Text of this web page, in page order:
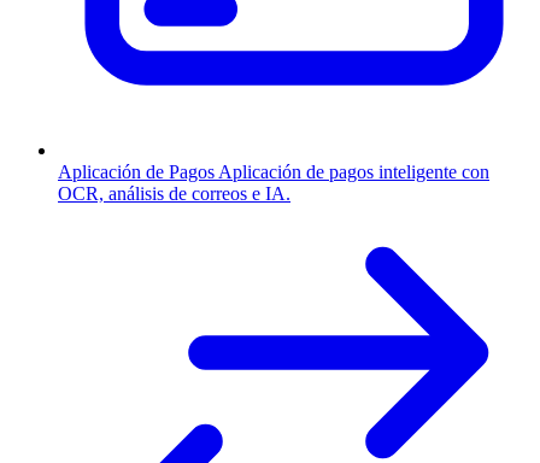
Aplicación de Pagos Aplicación de pagos inteligente con
OCR, análisis de correos e IA.